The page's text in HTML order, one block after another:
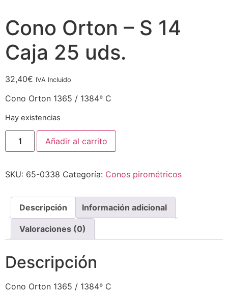
Cono Orton – S 14
Caja 25 uds.
32,40€ IVA Incluido
Cono Orton 1365 / 1384º C
Hay existencias
Añadir al carrito
SKU: 65-0338 Categoría: Conos pirométricos
Descripción Información adicional
Valoraciones (0)
Descripción
Cono Orton 1365 / 1384º C